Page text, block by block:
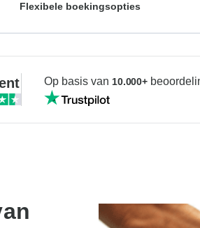
Flexibele boekingsopties
Op basis van 10.000+